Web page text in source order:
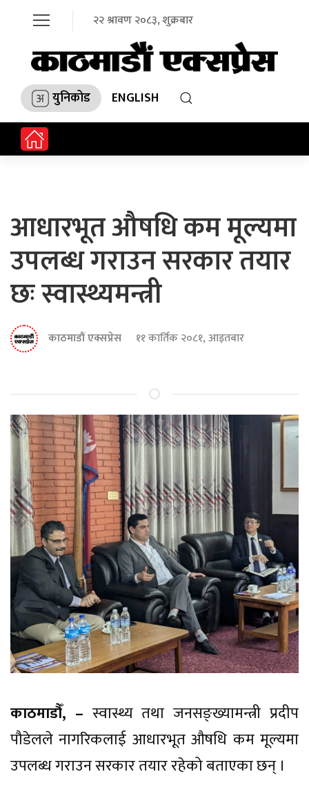
२२ श्रावण २०८३, शुक्रबार
युनिकोड ENGLISH
आधारभूत औषधि कम मूल्यमा
उपलब्ध गराउन सरकार तयार
छः स्वास्थ्यमन्त्री
काठमाडौं एक्सप्रेस ११ कार्तिक २०८१, आइतबार
काठमाडौँ, – स्वास्थ्य तथा जनसङ्ख्यामन्त्री प्रदीप
पौडेलले नागरिकलाई आधारभूत औषधि कम मूल्यमा
उपलब्ध गराउन सरकार तयार रहेको बताएका छन् ।